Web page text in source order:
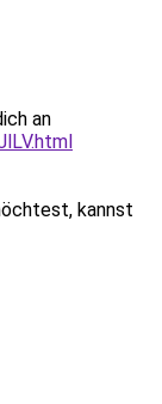
an
kannst